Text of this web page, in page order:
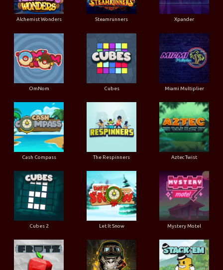
Alchemist Wonders Steamrunners Xpander
OmNom Cubes Miami Multiplier
Cash Compass The Respinners Aztec Twist
Cubes 2 Let It Snow Mystery Motel